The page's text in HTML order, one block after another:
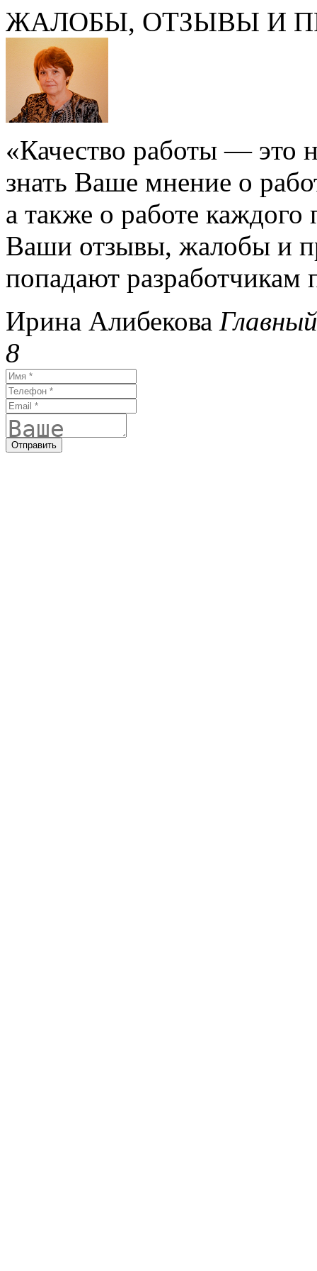
ЖАЛОБЫ, ОТЗЫВЫ И
«Качество работы — это
знать Ваше мнение о
а также о работе
Ваши отзывы, жалобы и
попадают
Ирина Алибекова
8